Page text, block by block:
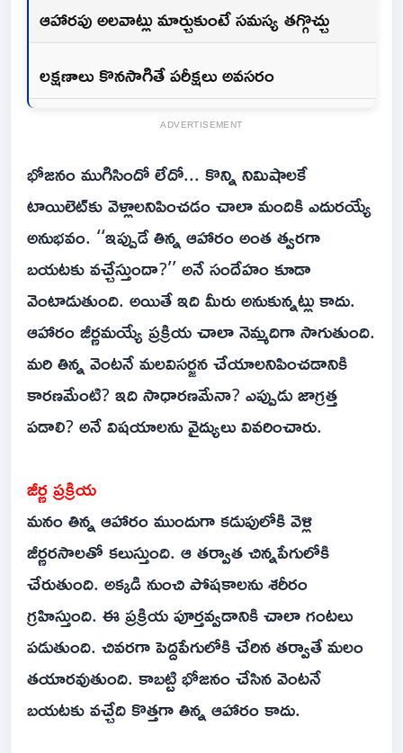
ఆహారపు అలవాట్లు మార్చుకుంటే సమస్య తగ్గొచ్చు
లక్షణాలు కొనసాగితే పరీక్షలు అవసరం
ADVERTISEMENT
భోజనం ముగిసిందో లేదో... కొన్ని నిమిషాలకే
టాయిలెట్‌కు వెళ్లాలనిపించడం చాలా మందికి ఎదురయ్యే
అనుభవం. ‘‘ఇప్పుడే తిన్న ఆహారం అంత త్వరగా
బయటకు వచ్చేస్తుందా?’’ అనే సందేహం కూడా
వెంటాడుతుంది. అయితే ఇది మీరు అనుకున్నట్లు కాదు.
ఆహారం జీర్ణమయ్యే ప్రక్రియ చాలా నెమ్మదిగా సాగుతుంది.
మరి తిన్న వెంటనే మలవిసర్జన చేయాలనిపించడానికి
కారణమేంటి? ఇది సాధారణమేనా? ఎప్పుడు జాగ్రత్త
పడాలి? అనే విషయాలను వైద్యులు వివరించారు.
జీర్ణ ప్రక్రియ
మనం తిన్న ఆహారం ముందుగా కడుపులోకి వెళ్లి
జీర్ణరసాలతో కలుస్తుంది. ఆ తర్వాత చిన్నపేగులోకి
చేరుతుంది. అక్కడి నుంచి పోషకాలను శరీరం
గ్రహిస్తుంది. ఈ ప్రక్రియ పూర్తవ్వడానికి చాలా గంటలు
పడుతుంది. చివరగా పెద్దపేగులోకి చేరిన తర్వాతే మలం
తయారవుతుంది. కాబట్టి భోజనం చేసిన వెంటనే
బయటకు వచ్చేది కొత్తగా తిన్న ఆహారం కాదు.